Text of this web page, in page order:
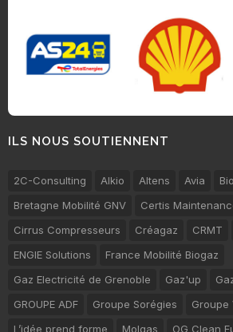
ILS NOUS SOUTIENNENT
2C-Consulting Alkio Altens Avia
Bretagne Mobilité GNV
Certis
Cirrus Compresseurs
Créagaz CRMT
ENGIE Solutions
France Mobilité Biogaz
Gaz Electricité de Grenoble
Gaz'up
GROUPE ADF
Groupe Sorégies Groupe
L’idée prend forme
Molgas OG Clean